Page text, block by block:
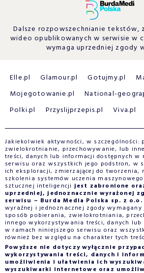
Dalsze rozpowszechnianie tekstów,
wideo opublikowanych w serwisie w
wymaga uprzedniej zgody
Elle.pl Glamour.pl Gotujmy.pl
Mojegotowanie.pl
National-
Polki.pl
Przyslijprzepis.pl Viva.pl
Jakiekolwiek aktywności, w szczególności:
zwielokrotnianie, przechowywanie, lub
treści, danych lub informacji dostępnych w
serwisu oraz wszystkich jego podstron, w
ich eksploracji, zmierzającej do tworzenia,
szkolenia systemów uczenia
sztucznej inteligencjijest zabronione
uprzedniej, jednoznacznie wyrażonej
serwisu – Burda Media Polska sp. z o.o.
wyraźnej i jednoznacznej zgody
sposób pobierania, zwielokrotniania,
innego wykorzystywania treści, danych
w ramach niniejszego serwisu oraz
również bez względu na charakter tych
Powyższe nie dotyczy wyłącznie
wykorzystywania treści, danych i
umożliwienia i ułatwienia ich
wyszukiwarki internetowe oraz